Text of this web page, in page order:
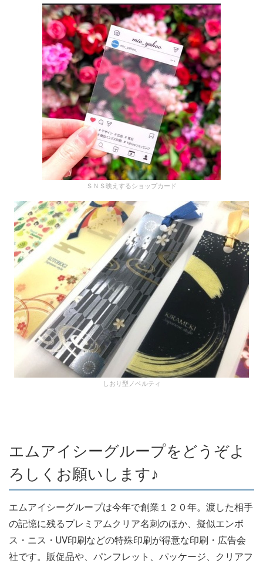
ＳＮＳ映えするショップカード
しおり型ノベルティ
エムアイシーグループをどうぞよ
ろしくお願いします♪
エムアイシーグループは今年で創業１２０年。渡した相手
の記憶に残るプレミアムクリア名刺のほか、擬似エンボ
ス・ニス・UV印刷などの特殊印刷が得意な印刷・広告会
社です。販促品や、パンフレット、パッケージ、クリアフ